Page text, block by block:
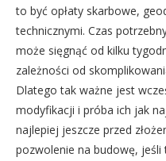
to być opłaty skarbowe,
technicznymi. Czas
może sięgnąć od kilku
zależności od
Dlatego tak ważne jest
modyfikacji i próba ich jak
najlepiej jeszcze przed
pozwolenie na budowę,